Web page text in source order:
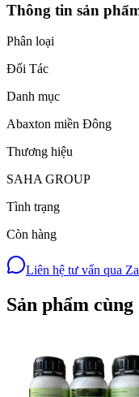
Thông tin sản
Phân loại
Đối Tác
Danh mục
Abaxton miền Đông
Thương hiệu
SAHA GROUP
Tình trạng
Còn hàng
Liên hệ tư vấn qua
Sản phẩm